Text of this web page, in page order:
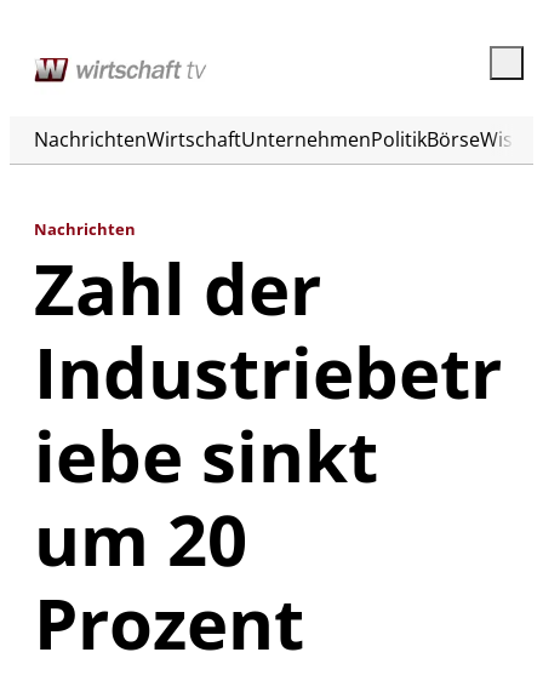
NachrichtenWirtschaftUnternehmenPolitikBörse
Nachrichten
Zahl der
Industriebetr
iebe sinkt
um 20
Prozent